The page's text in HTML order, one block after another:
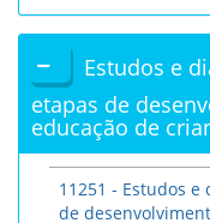
Estudos e
etapas de
educação de
11251 - Estudos
de